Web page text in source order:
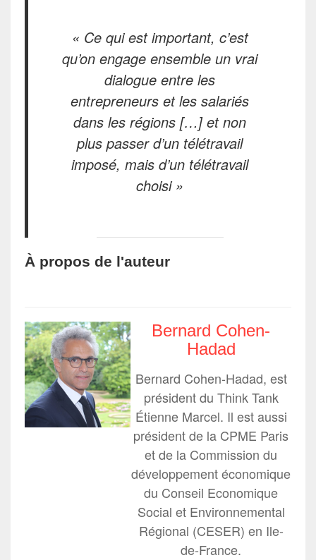
« Ce qui est important, c’est
qu’on engage ensemble un vrai
dialogue entre les
entrepreneurs et les salariés
dans les régions […] et non
plus passer d’un télétravail
imposé, mais d’un télétravail
choisi »
À propos de l'auteur
Bernard Cohen-
Hadad
Bernard Cohen-Hadad, est
président du Think Tank
Étienne Marcel. Il est aussi
président de la CPME Paris
et de la Commission du
développement économique
du Conseil Economique
Social et Environnemental
Régional (CESER) en Ile-
de-France.